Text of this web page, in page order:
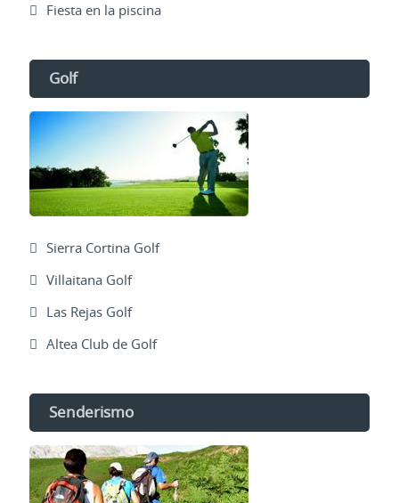
Fiesta en la piscina
Golf
Sierra Cortina Golf
Villaitana Golf
Las Rejas Golf
Altea Club de Golf
Senderismo